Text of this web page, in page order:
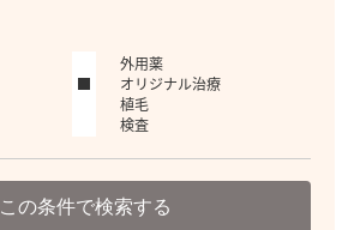
外用薬
オリジナル治療
植毛
検査
この条件で検索する